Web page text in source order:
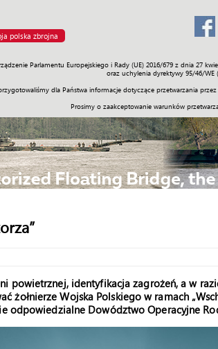
polska zbrojna
Parlamentu Europejskiego i Rady (UE) 2016/679 z dnia 27
oraz uchylenia dyrektywy 95/46/
dla Państwa informacje dotyczące przetwarzania
Prosimy o zaakceptowanie warunków
Polityka Prawo Świat Społeczność
powietrznej, identyfikacja zagrożeń, a w
żołnierze Wojska Polskiego w ramach
odpowiedzialne Dowództwo Operacyjne